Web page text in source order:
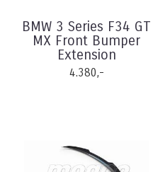
BMW 3 Series F34 GT
MX Front Bumper
Extension
4.380,-